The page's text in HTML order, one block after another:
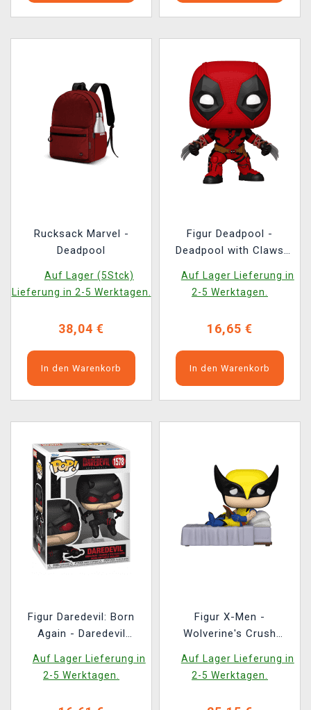
Rucksack Marvel -
Deadpool
Auf Lager (5Stck)
Lieferung in 2-5 Werktagen.
38,04 €
In den Warenkorb
Figur Deadpool -
Deadpool with Claws
1583)
Auf Lager Lieferung in
2-5 Werktagen.
16,65 €
In den Warenkorb
Figur Daredevil: Born
Again - Daredevil
1578)
Auf Lager Lieferung in
2-5 Werktagen.
Figur X-Men -
Wolverine's Crush
Deluxe 1601)
Auf Lager Lieferung in
2-5 Werktagen.